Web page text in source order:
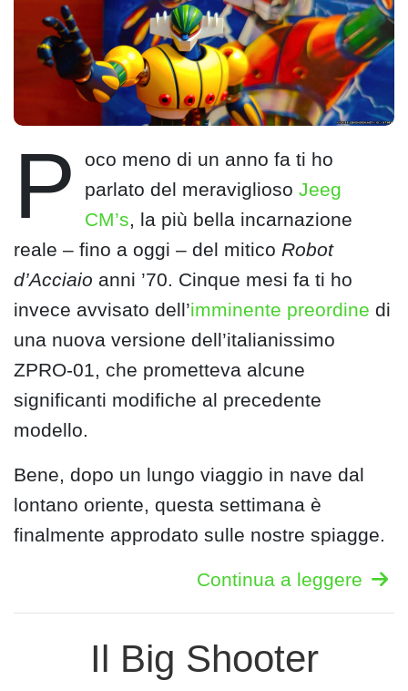
P
oco meno di un anno fa ti ho
parlato del meravigliosoJeeg
CM’s, la più bella incarnazione
reale – fino a oggi – del mitico Robot
d’Acciaio anni ’70. Cinque mesi fa ti ho
invece avvisato dell’imminente preordine di
una nuova versione dell’italianissimo
ZPRO-01, che prometteva alcune
significanti modifiche al precedente
modello.
Bene, dopo un lungo viaggio in nave dal
lontano oriente, questa settimana è
finalmente approdato sulle nostre spiagge.
Continua a leggere
Il Big Shooter